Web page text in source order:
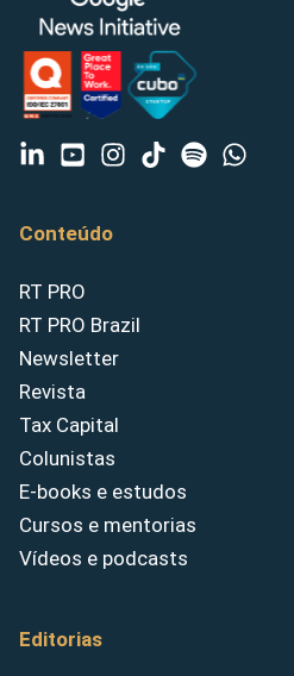
Conteúdo
RT PRO
RT PRO Brazil
Newsletter
Revista
Tax Capital
Colunistas
E-books e estudos
Cursos e mentorias
Vídeos e podcasts
Editorias